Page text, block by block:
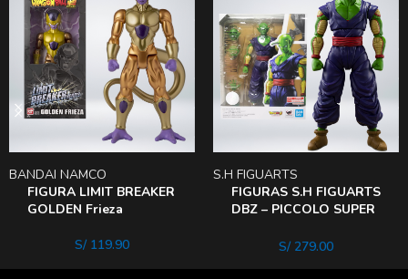
FIGURA LIMIT BREAKER
GOLDEN Frieza
BANDAI NAMCO
S/119.90
FIGURAS S.H FIGUARTS
DBZ – PICCOLO SUPER
S.H FIGUARTS
S/279.00